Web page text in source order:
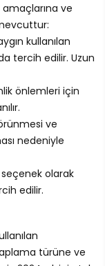
ve
kullanılan
tercih edilir. Uzun
önlemleri için
ve
nedeniyle
olarak
edilir.
türüne ve